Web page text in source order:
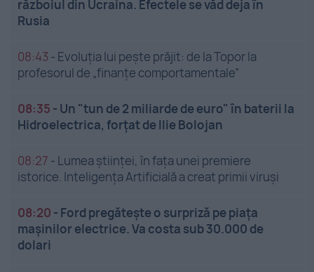
războiul din Ucraina. Efectele se văd deja în
Rusia
08:43 - Evoluția lui pește prăjit: de la Topor la
profesorul de „finanțe comportamentale”
08:35 - Un "tun de 2 miliarde de euro" în baterii la
Hidroelectrica, forțat de Ilie Bolojan
08:27 - Lumea științei, în fața unei premiere
istorice. Inteligența Artificială a creat primii viruși
08:20 - Ford pregătește o surpriză pe piața
mașinilor electrice. Va costa sub 30.000 de
dolari